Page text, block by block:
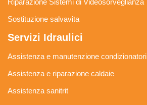
Riparazione Sistemi di Videosorveglianza
Sostituzione salvavita
Servizi Idraulici
Assistenza e manutenzione condizionatori
Assistenza e riparazione caldaie
Assistenza sanitrit